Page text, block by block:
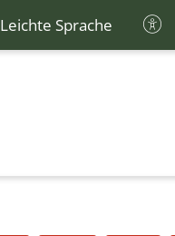
Leichte Sprache